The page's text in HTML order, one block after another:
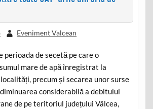
Eveniment Valcean
perioada de secetă pe care o
mare de apă înregistrat la
precum și secarea unor surse
considerabilă a debitului
de pe teritoriul județului Vâlcea,